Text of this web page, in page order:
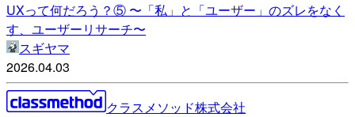
UXって何だろう？⑤ 〜「私」と「ユーザー」のズレをなく
す、ユーザーリサーチ〜
スギヤマ
2026.04.03
クラスメソッド株式会社